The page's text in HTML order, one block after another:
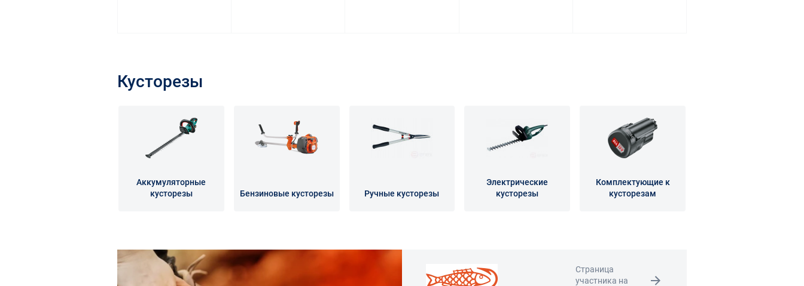
Кусторезы
Аккумуляторные
кусторезы
Бензиновые кусторезы Ручные кусторезы
Электрические
кусторезы
Комплектующие к
кусторезам
Страница
участника на